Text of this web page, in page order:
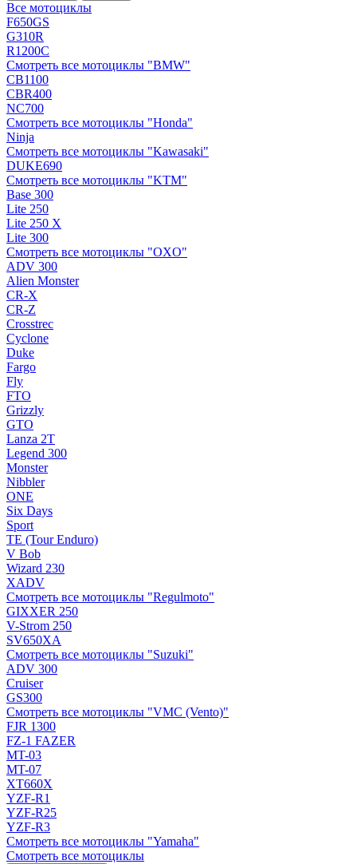
Все мотоциклы
F650GS
G310R
R1200C
Смотреть все мотоциклы "BMW"
CB1100
CBR400
NC700
Смотреть все мотоциклы "Honda"
Ninja
Смотреть все мотоциклы "Kawasaki"
DUKE690
Смотреть все мотоциклы "KTM"
Base 300
Lite 250
Lite 250 X
Lite 300
Смотреть все мотоциклы "OXO"
ADV 300
Alien Monster
CR-X
CR-Z
Crosstrec
Cyclone
Duke
Fargo
Fly
FTO
Grizzly
GTO
Lanza 2T
Legend 300
Monster
Nibbler
ONE
Six Days
Sport
TE (Tour Enduro)
V Bob
Wizard 230
XADV
Смотреть все мотоциклы "Regulmoto"
GIXXER 250
V-Strom 250
SV650XA
Смотреть все мотоциклы "Suzuki"
ADV 300
Cruiser
GS300
Смотреть все мотоциклы "VMC (Vento)"
FJR 1300
FZ-1 FAZER
MT-03
MT-07
XT660X
YZF-R1
YZF-R25
YZF-R3
Смотреть все мотоциклы "Yamaha"
Смотреть все мотоциклы